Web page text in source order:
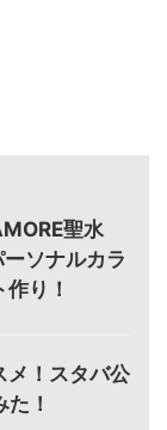
聖水
ソナルカラ
り！
メ！スタバ公
！